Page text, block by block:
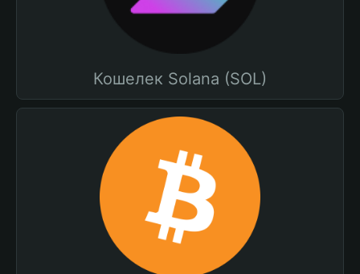
Кошелек Solana (SOL)